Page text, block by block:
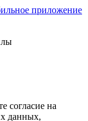
приложение
согласие на
данных,